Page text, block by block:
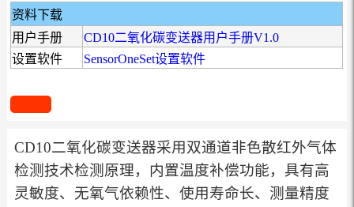
资料下载
用户手册
CD10二氧化碳变送器用户手册V1.0
设置软件
SensorOneSet设置软件
CD10二氧化碳变送器采用双通道非色散红外气体
检测技术检测原理，内置温度补偿功能，具有高
灵敏度、无氧气依赖性、使用寿命长、测量精度